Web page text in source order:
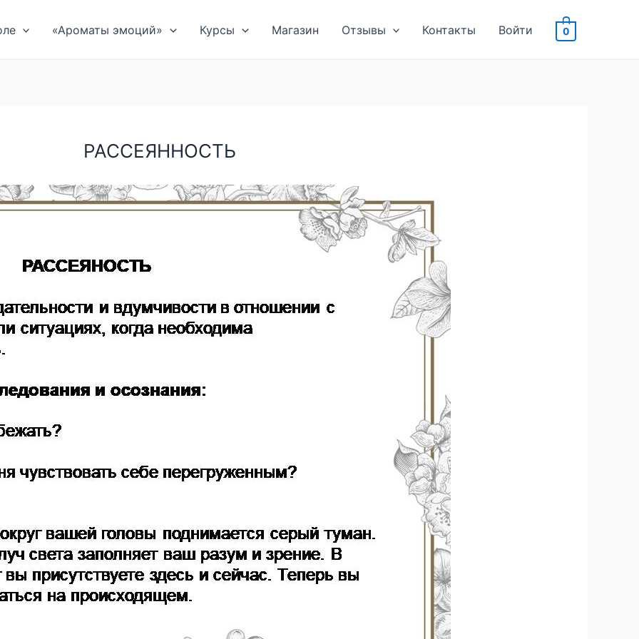
«Ароматы эмоций» Курсы Магазин Отзывы Контакты Войти 0
РАССЕЯННОСТЬ